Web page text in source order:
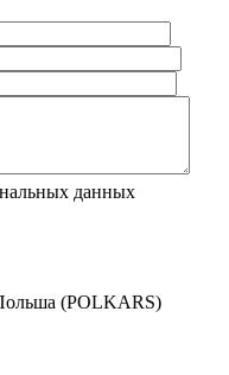
данных
(POLKARS)